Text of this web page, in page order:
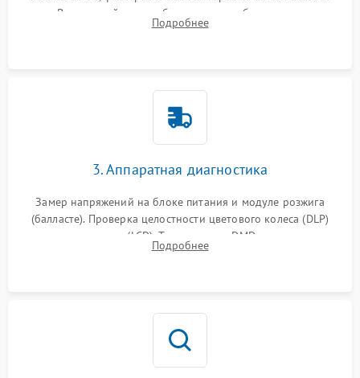
пыли. Визуальный осмотр блока питания, балласта лампы и
материнской платы на наличие прогаров или вздутых
Подробнее
3. Аппаратная диагностика
Замер напряжений на блоке питания и модуле розжига
(балласте). Проверка целостности цветового колеса (DLP)
или поляризаторов (LCD). Тестирование DMD-чипа, датчиков
температуры и оптопар с помощью мультиметра и
Подробнее